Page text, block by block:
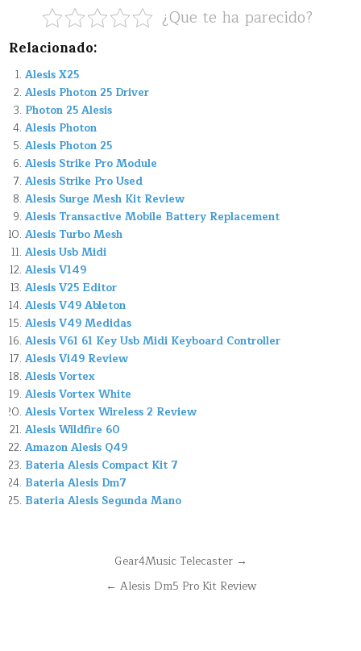
¿Que te ha parecido?
Relacionado:
Alesis X25
Alesis Photon 25 Driver
Photon 25 Alesis
Alesis Photon
Alesis Photon 25
Alesis Strike Pro Module
Alesis Strike Pro Used
Alesis Surge Mesh Kit Review
Alesis Transactive Mobile Battery Replacement
Alesis Turbo Mesh
Alesis Usb Midi
Alesis V149
Alesis V25 Editor
Alesis V49 Ableton
Alesis V49 Medidas
Alesis V61 61 Key Usb Midi Keyboard Controller
Alesis Vi49 Review
Alesis Vortex
Alesis Vortex White
Alesis Vortex Wireless 2 Review
Alesis Wildfire 60
Amazon Alesis Q49
Bateria Alesis Compact Kit 7
Bateria Alesis Dm7
Bateria Alesis Segunda Mano
NavegaciónGear4Music Telecaster →
← Alesis Dm5 Pro Kit Review